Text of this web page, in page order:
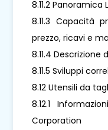
8.11.2 Panoramica
8.11.3 Capacità
prezzo, ricavi e
8.11.4 Descrizione
8.11.5 Sviluppi
8.12 Utensili da
8.12.1
Corporation